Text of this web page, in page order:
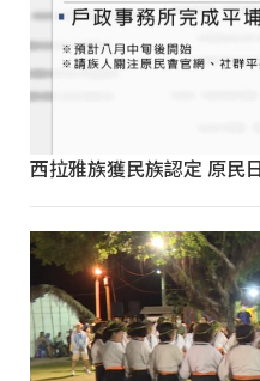
西拉雅族獲民族認定 原民